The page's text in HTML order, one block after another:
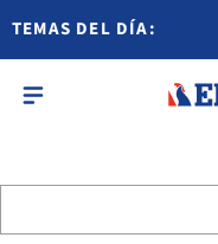
TEMAS DEL DÍA: